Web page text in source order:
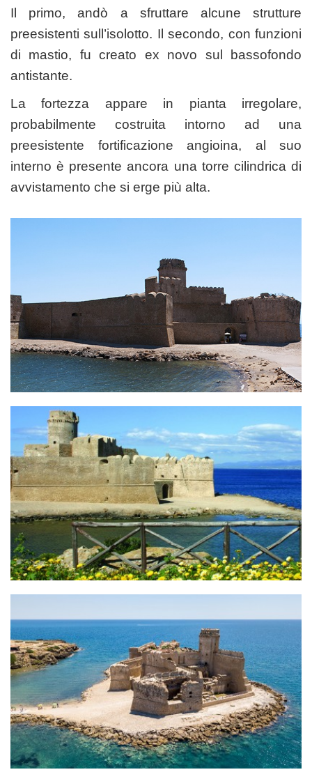
Il primo, andò a sfruttare alcune strutture
preesistenti sull’isolotto. Il secondo, con funzioni
di mastio, fu creato ex novo sul bassofondo
antistante.
La fortezza appare in pianta irregolare,
probabilmente costruita intorno ad una
preesistente fortificazione angioina, al suo
interno è presente ancora una torre cilindrica di
avvistamento che si erge più alta.